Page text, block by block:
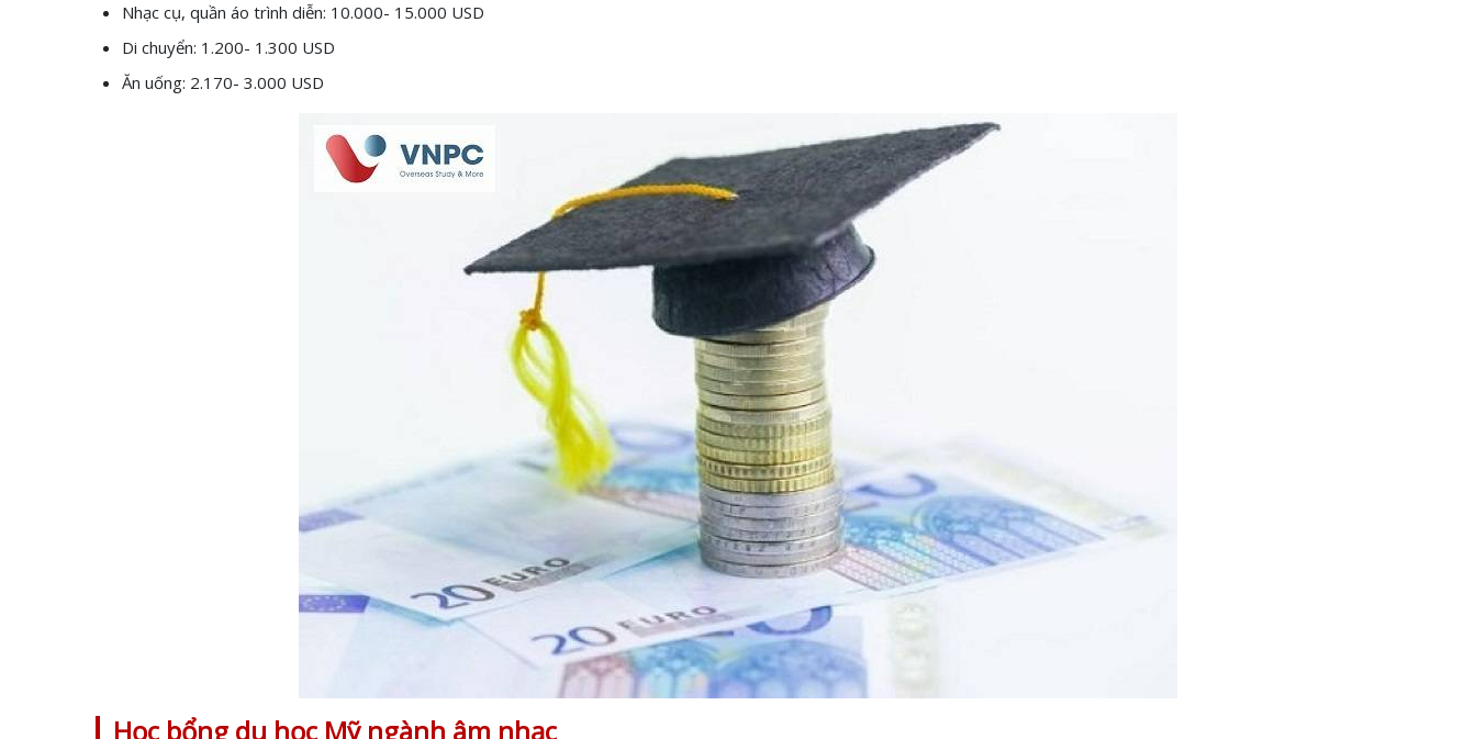
Nhạc cụ, quần áo trình diễn: 10.000- 15.000 USD
Di chuyển: 1.200- 1.300 USD
Ăn uống: 2.170- 3.000 USD
Học bổng du học Mỹ ngành âm nhạc